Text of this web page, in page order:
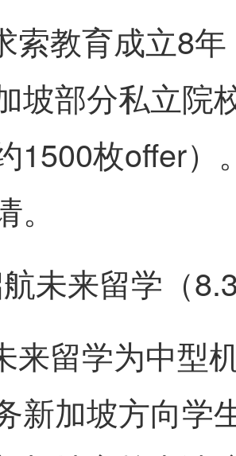
索教育成立8
坡部分私立院
1500枚offer
未来留学（
来留学为中型
新加坡方向学